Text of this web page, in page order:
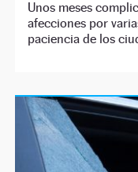
Unos meses
afecciones por
paciencia de los